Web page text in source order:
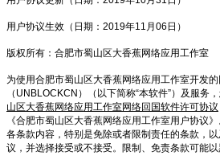
用户协议生效（日期：2019年11月06日）
版权所有：合肥市蜀山区大香蕉网络应用工作室
为使用合肥市蜀山区大香蕉网络应用工作室开发
（UNBLOCKCN）（以下简称“本软件”）及服务
山区大香蕉网络应用工作室网络回国软件许可协议
《合肥市蜀山区大香蕉网络应用工作室用户协议
各条款内容，特别是免除或者限制责任的条款，
议，并选择接受或不接受。限制、免责条款可能以